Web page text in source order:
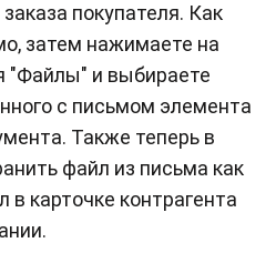
покупателя. Как
затем нажимаете на
"Файлы" и выбираете
с письмом элемента
Также теперь в
файл из письма как
карточке контрагента